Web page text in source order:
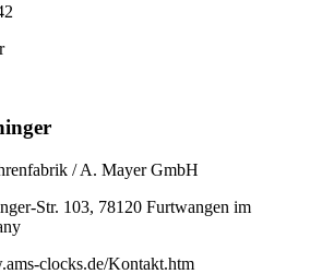
/ A. Mayer GmbH
Str. 103, 78120 Furtwangen im
clocks.de/Kontakt.htm